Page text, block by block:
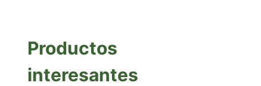
Productos
interesantes